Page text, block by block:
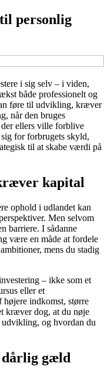
personlig
i sig selv – i viden,
både professionelt og
føre til udvikling, kræver
når den bruges
ellers ville forblive
for forbrugets skyld,
til at skabe værdi på
kapital
ophold i udlandet kan
Men selvom
barriere. I sådanne
være en måde at fordele
mens du stadig
– ikke som et
eller et
indkomst, større
kræver dog, at du nøje
og hvordan du
dårlig gæld